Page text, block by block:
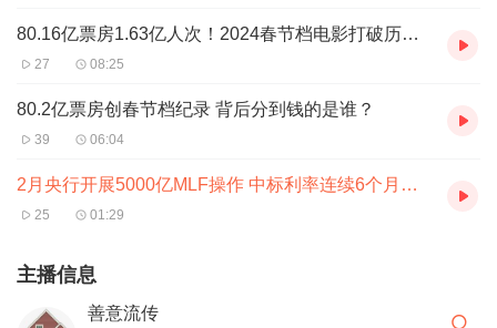
80.16亿票房1.63亿人次！2024春节档电影打破历史记录
27 08:25
80.2亿票房创春节档纪录 背后分到钱的是谁？
39 06:04
2月央行开展5000亿MLF操作 中标利率连续6个月不变
25 01:29
主播信息
善意流传